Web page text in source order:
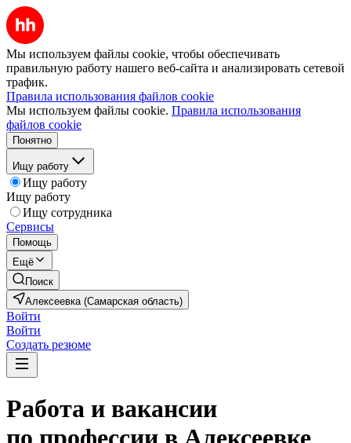
Мы используем файлы cookie, чтобы обеспечивать
правильную работу нашего веб-сайта и анализировать сетевой
трафик.
Правила использования файлов cookie
Мы используем файлы cookie. Правила использования
файлов cookie
Понятно
Ищу работу
Ищу работу
Ищу работу
Ищу сотрудника
Сервисы
Помощь
Ещё
Поиск
Алексеевка (Самарская область)
Войти
Войти
Создать резюме
Работа и вакансии